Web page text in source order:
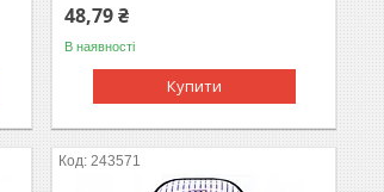
48,79 ₴
В наявності
Купити
243571